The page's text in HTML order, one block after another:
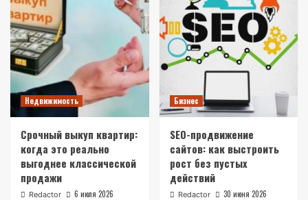
Недвижимость
Срочный выкуп квартир:
когда это реально
выгоднее классической
продажи
Redactor 6 июля 2026
Бизнес
SEO-продвижение
сайтов: как выстроить
рост без пустых
действий
Redactor 30 июня 2026